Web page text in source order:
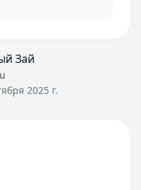
Зай
2025 г.